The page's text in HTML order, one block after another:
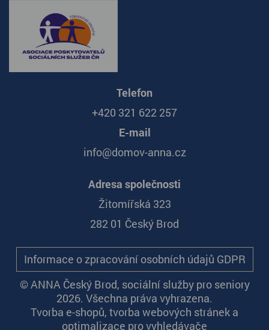
Telefon
+420 321 622 257
E-mail
info@domov-anna.cz
Adresa společnosti
Žitomířská 323
282 01 Český Brod
Informace o zpracování osobních údajů GDPR
© ANNA Český Brod, sociální služby pro seniory
2026. Všechna práva vyhrazena.
Tvorba e-shopů, tvorba webových stránek a
optimalizace pro vyhledávače